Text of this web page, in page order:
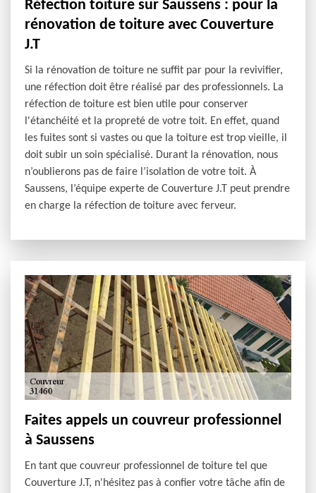
Réfection toiture sur Saussens : pour la
rénovation de toiture avec Couverture
J.T
Si la rénovation de toiture ne suffit par pour la revivifier,
une réfection doit être réalisé par des professionnels. La
réfection de toiture est bien utile pour conserver
l'étanchéité et la propreté de votre toit. En effet, quand
les fuites sont si vastes ou que la toiture est trop vieille, il
doit subir un soin spécialisé. Durant la rénovation, nous
n’oublierons pas de faire l’isolation de votre toit. À
Saussens, l’équipe experte de Couverture J.T peut prendre
en charge la réfection de toiture avec ferveur.
Faites appels un couvreur professionnel
à Saussens
En tant que couvreur professionnel de toiture tel que
Couverture J.T, n'hésitez pas à confier votre tâche afin de